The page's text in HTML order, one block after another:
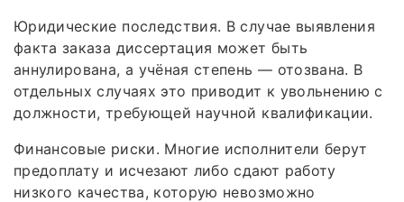
Юридические последствия. В случае выявления
факта заказа диссертация может быть
аннулирована, а учёная степень — отозвана. В
отдельных случаях это приводит к увольнению с
должности, требующей научной квалификации.
Финансовые риски. Многие исполнители берут
предоплату и исчезают либо сдают работу
низкого качества, которую невозможно